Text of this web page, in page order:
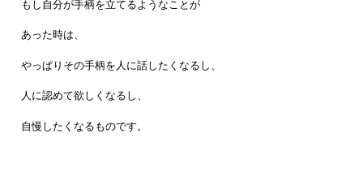
もし自分が手柄を立てるようなことが
あった時は、
やっぱりその手柄を人に話したくなるし、
人に認めて欲しくなるし、
自慢したくなるものです。